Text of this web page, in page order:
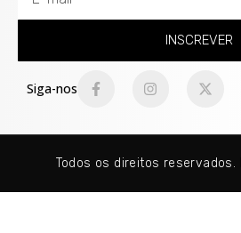
INSCREVER
Siga-nos
Todos os direitos reservados.